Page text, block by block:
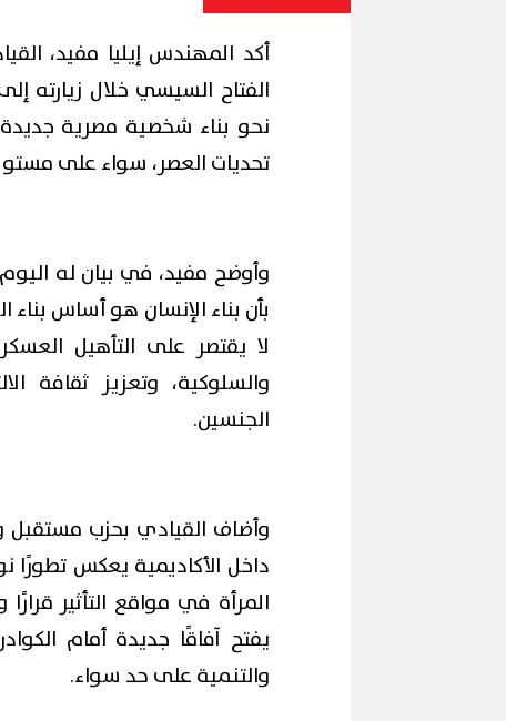
أكد المهندس إيليا مفيد،
الفتاح السيسي خلال زيارته
نحو بناء شخصية مصرية
تحديات العصر، سواء على
وأوضح مفيد، في بيان له
بأن بناء الإنسان هو أساس بناء
لا يقتصر على التأهيل
والسلوكية، وتعزيز ثقافة
الجنسين.
وأضاف القيادي بحزب مستقبل
داخل الأكاديمية يعكس تطورًا
المرأة في مواقع التأثير
يفتح آفاقًا جديدة أمام
والتنمية على حد سواء.
إقبال كبير من المواطنين على محطات
المرحلة الأولى لمونوريل شرق النيل
آلاف الزائرين
وبورفؤاد في عطلة